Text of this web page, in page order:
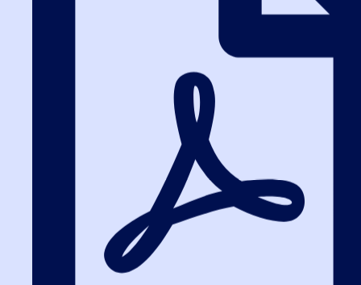
При строительстве объектов капитального строительства в
рамках проекта в Омске заказчик не учитывал опыт
подрядчика по капитальному ремонту, что привело к жалобе в
ФАС. Контролеры 2026 указали: смежные виды работ отражают
реальную компетенцию. Современная практика ФАС требует
рассматривать весь профиль деятельности поставщика,
включая его достижения в других регионах. Для компаний,
базирующихся в Омске, это означает необходимость грамотного
оформления портфолио с акцентом на разнообразие
компетенций, что позволяет усилить позиции в конкурентной
Требования к опыту: балансируя
между необходимостью и
дискриминацией